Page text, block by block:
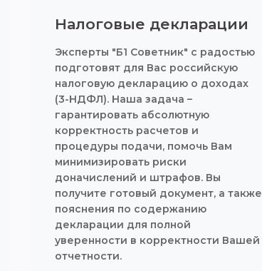
Налоговые декларации
Эксперты "Б1 Советник" с радостью
подготовят для Вас российскую
налоговую декларацию о доходах
(3-НДФЛ). Наша задача –
гарантировать абсолютную
корректность расчетов и
процедуры подачи, помочь Вам
минимизировать риски
доначислений и штрафов. Вы
получите готовый документ, а также
пояснения по содержанию
декларации для полной
уверенности в корректности Вашей
отчетности.